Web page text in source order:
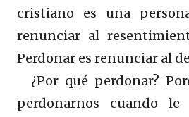
cristiano es una
renunciar al
Perdonar es renunciar al
¿Por qué perdonar?
perdonarnos cuando